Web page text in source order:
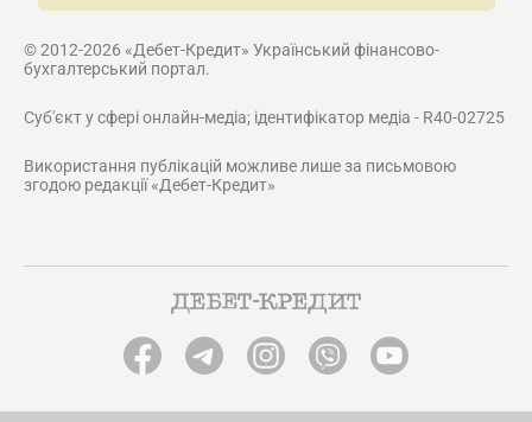
© 2012-2026 «Дебет-Кредит» Український фінансово-
бухгалтерський портал.
Суб'єкт у сфері онлайн-медіа; ідентифікатор медіа - R40-02725
Використання публікацій можливе лише за письмовою
згодою редакції «Дебет-Кредит»